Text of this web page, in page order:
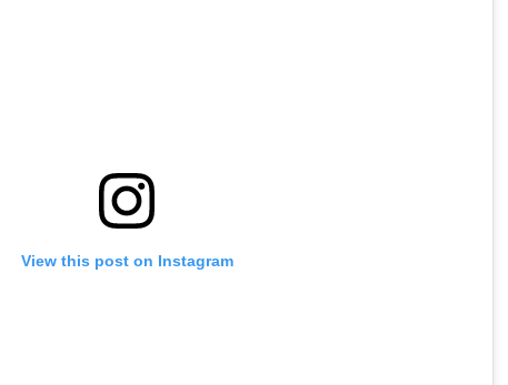
View this post on Instagram